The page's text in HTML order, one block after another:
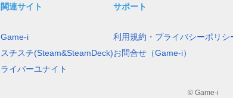
関連サイト
Game-i
スチスチ(Steam&SteamDeck)
ライバーユナイト
サポート
利用規約・プライバシーポリシ
お問合せ（Game-i）
© Game-i